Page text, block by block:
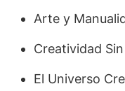
Arte y
Creatividad
El Universo